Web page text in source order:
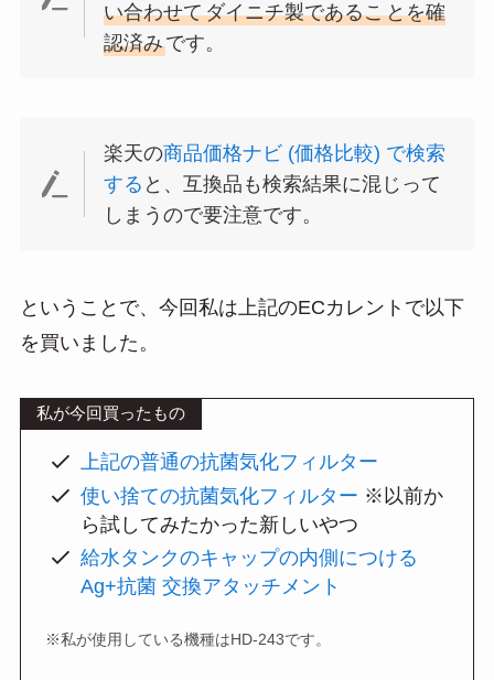
い合わせてダイニチ製であることを確
認済みです。
楽天の商品価格ナビ (価格比較) で検索
する と、互換品も検索結果に混じって
しまうので要注意です。
ということで、今回私は上記のECカレントで以下
を買いました。
私が今回買ったもの
上記の普通の抗菌気化フィルター
使い捨ての抗菌気化フィルター ※以前か
ら試してみたかった新しいやつ
給水タンクのキャップの内側につける
Ag+抗菌 交換アタッチメント
※私が使用している機種はHD-243です。